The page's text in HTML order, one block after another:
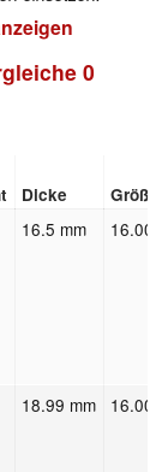
0
Dicke Größe
16.5 mm 16.00"
18.99 mm 16.00"